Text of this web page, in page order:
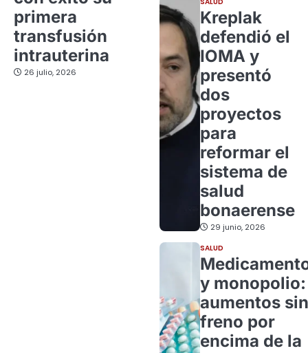
primera
transfusión
intrauterina
26 julio, 2026
Kreplak
defendió el
IOMA y
presentó
dos
proyectos
para
reformar el
sistema de
salud
bonaerense
29 junio, 2026
SALUD
y monopolio:
aumentos sin
freno por
encima de la